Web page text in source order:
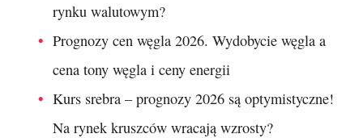
rynku walutowym?
Prognozy cen węgla 2026. Wydobycie węgla a
cena tony węgla i ceny energii
Kurs srebra – prognozy 2026 są optymistyczne!
Na rynek kruszców wracają wzrosty?